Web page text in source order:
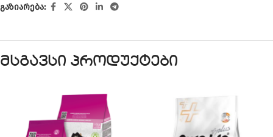
გაზიარება:
მსგავსი პროდუქტები